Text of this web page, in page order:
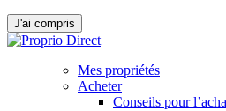
J'ai compris
Mes propriétés
Acheter
Conseils pour